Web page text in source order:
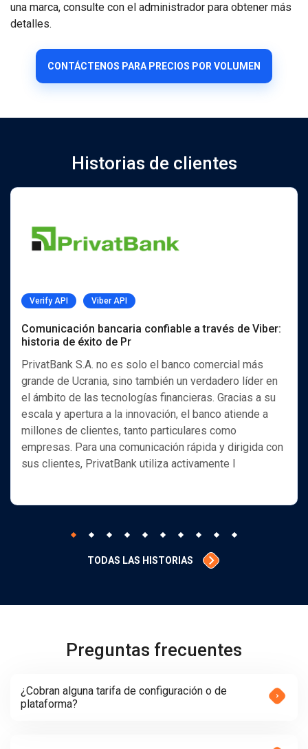
una marca, consulte con el administrador para obtener más
detalles.
CONTÁCTENOS PARA PRECIOS POR VOLUMEN
Historias de clientes
Verify API Viber API
Comunicación bancaria confiable a través de Viber:
historia de éxito de Pr
PrivatBank S.A. no es solo el banco comercial más
grande de Ucrania, sino también un verdadero líder en
el ámbito de las tecnologías financieras. Gracias a su
escala y apertura a la innovación, el banco atiende a
millones de clientes, tanto particulares como
empresas. Para una comunicación rápida y dirigida con
sus clientes, PrivatBank utiliza activamente l
TODAS LAS HISTORIAS
Preguntas frecuentes
¿Cobran alguna tarifa de configuración o de
plataforma?